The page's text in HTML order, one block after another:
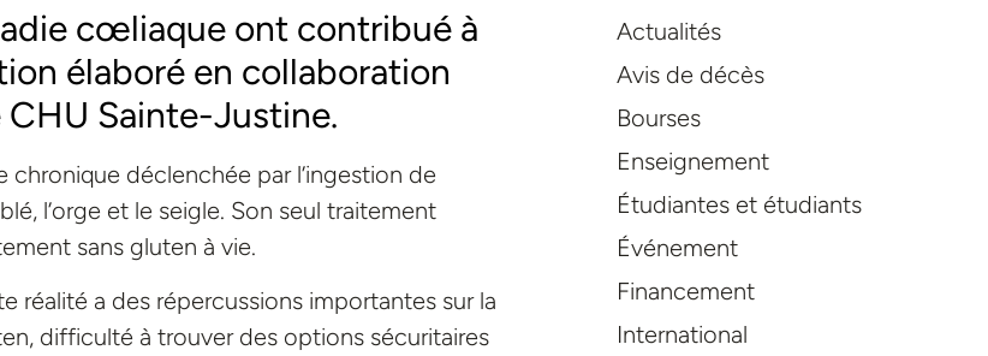
cœliaque ont contribué à
élaboré en collaboration
Sainte-Justine.
déclenchée par l’ingestion de
l’orge et le seigle. Son seul traitement
sans gluten à vie.
réalité a des répercussions importantes sur la
difficulté à trouver des options sécuritaires
Actualités
Avis de décès
Bourses
Enseignement
Étudiantes et étudiants
Événement
Financement
International